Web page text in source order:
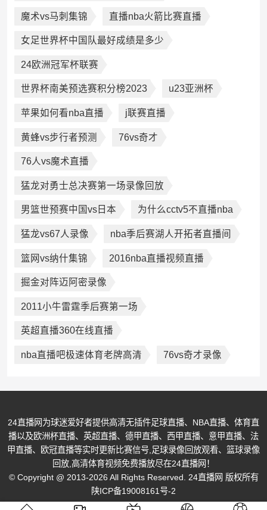
魔术vs马刺集锦 直播nba火箭比赛直播
女足世界杯中国队最好成绩是多少
24欧洲冠军杯联赛
世界杯南美预选赛积分榜2023 u23亚洲杯
苹果如何看nba直播 j联赛直播
黄蜂vs步行者预测 76vs奇才
76人vs魔术直播
猛龙对勇士总决赛第一场录像回放
男篮世预赛中国vs日本 为什么cctv5不直播nba
猛龙vs67人录像 nba季后赛湖人开拓者直播间
篮网vs纳什集锦 2016nba直播视频直播
掘金对阵迈阿密录像
2011小牛雷霆季后赛第一场
英超直播360在线直播
nba直播吧极速体育老牌高清 76vs奇才录像
24直播网为球迷爱好者提供高清无插件足球直播、NBA直播、体育直
播以及欧洲杯直播、英超直播、德甲直播、西甲直播、意甲直播、法
甲直播、欧冠直播等实时更新比赛信号,足球录像回放观看、篮球录像
回放,高清体育视频免费播放尽在24直播网！
© Copyright @ 2013-2026 All Rights Reserved. 24直播网 版权所有
陕ICP备19008161号-2